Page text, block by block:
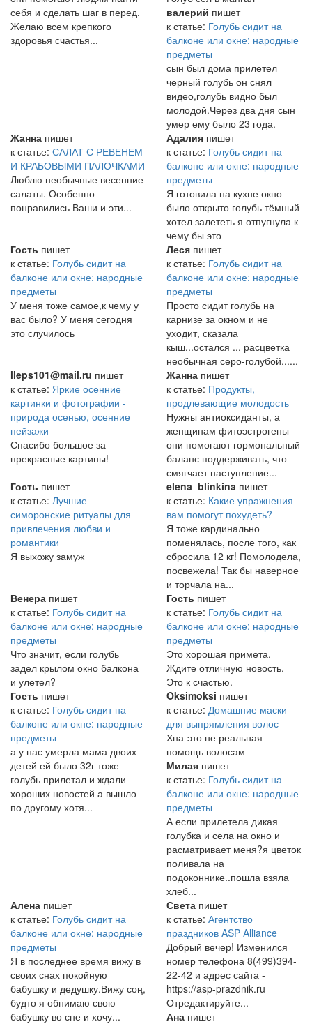
себя и сделать шаг в перед.
Желаю всем крепкого
здоровья счастья...
валерий пишет
к статье: Голубь сидит на
балконе или окне: народные
предметы
сын был дома прилетел
черный голубь он снял
видео,голубь видно был
молодой.Через два дня сын
умер ему было 23 года.
Жанна пишет
к статье: САЛАТ С РЕВЕНЕМ
И КРАБОВЫМИ ПАЛОЧКАМИ
Люблю необычные весенние
салаты. Особенно
понравились Ваши и эти...
Адалия пишет
к статье: Голубь сидит на
балконе или окне: народные
предметы
Я готовила на кухне окно
было открыто голубь тёмный
хотел залететь я отпугнула к
чему бы это
Гость пишет
к статье: Голубь сидит на
балконе или окне: народные
предметы
У меня тоже самое,к чему у
вас было? У меня сегодня
это случилось
Леся пишет
к статье: Голубь сидит на
балконе или окне: народные
предметы
Просто сидит голубь на
карнизе за окном и не
уходит, сказала
кыш...остался ... расцветка
необычная серо-голубой......
lleps101@mail.ru пишет
к статье: Яркие осенние
картинки и фотографии -
природа осенью, осенние
пейзажи
Спасибо большое за
прекрасные картины!
Жанна пишет
к статье: Продукты,
продлевающие молодость
Нужны антиоксиданты, а
женщинам фитоэстрогены –
они помогают гормональный
баланс поддерживать, что
смягчает наступление...
Гость пишет
к статье: Лучшие
симоронские ритуалы для
привлечения любви и
романтики
Я выхожу замуж
elena_blinkina пишет
к статье: Какие упражнения
вам помогут похудеть?
Я тоже кардинально
поменялась, после того, как
сбросила 12 кг! Помолодела,
посвежела! Так бы наверное
и торчала на...
Венера пишет
к статье: Голубь сидит на
балконе или окне: народные
предметы
Что значит, если голубь
задел крылом окно балкона
и улетел?
Гость пишет
к статье: Голубь сидит на
балконе или окне: народные
предметы
Это хорошая примета.
Ждите отличную новость.
Это к счастью.
Гость пишет
к статье: Голубь сидит на
балконе или окне: народные
предметы
а у нас умерла мама двоих
детей ей было 32г тоже
голубь прилетал и ждали
хороших новостей а вышло
по другому хотя...
Oksimoksi пишет
к статье: Домашние маски
для выпрямления волос
Хна-это не реальная
помощь волосам
Милая пишет
к статье: Голубь сидит на
балконе или окне: народные
предметы
А если прилетела дикая
голубка и села на окно и
расматривает меня?я цветок
поливала на
подоконнике..пошла взяла
хлеб...
Алена пишет
к статье: Голубь сидит на
балконе или окне: народные
предметы
Я в последнее время вижу в
своих снах покойную
бабушку и дедушку.Вижу соң,
будто я обнимаю свою
бабушку во сне и хочу...
Света пишет
к статье: Агентство
праздников ASP Alliance
Добрый вечер! Изменился
номер телефона 8(499)394-
22-42 и адрес сайта -
https://asp-prazdnik.ru
Отредактируйте...
Ана пишет